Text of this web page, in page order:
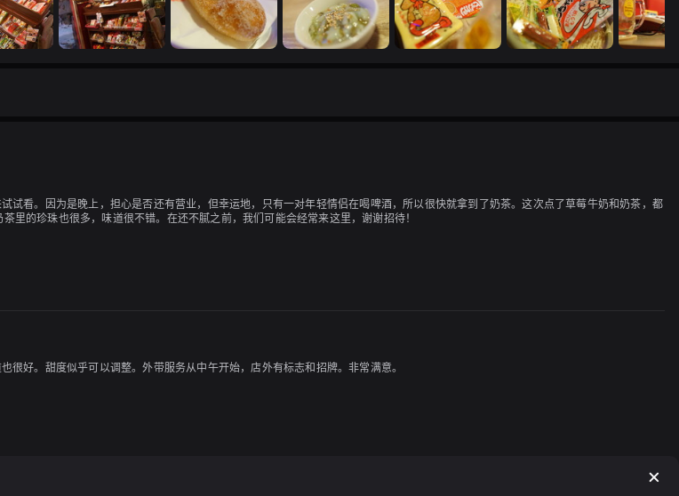
看。因为是晚上，担心是否还有营业，但幸运地，只有一对年轻情侣在喝啤酒，所以很快就拿到了奶茶。这次点了草莓牛奶和奶茶，都
的珍珠也很多，味道很不错。在还不腻之前，我们可能会经常来这里，谢谢招待！
好。甜度似乎可以调整。外带服务从中午开始，店外有标志和招牌。非常满意。